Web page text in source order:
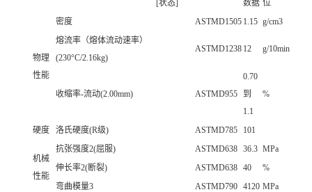
[状态] 数据 位
物理
性能
密度 ASTMD1505 1.15 g/cm3
熔流率（熔体流动速率）
(230°C/2.16kg)
ASTMD1238 12 g/10min
收缩率-流动(2.00mm) ASTMD955
0.70
到
1.1
%
硬度 洛氏硬度(R级) ASTMD785 101
机械
性能
抗张强度2(屈服) ASTMD638 36.3 MPa
伸长率2(断裂)
ASTMD638 40
%
弯曲模量3
ASTMD790 4120 MPa